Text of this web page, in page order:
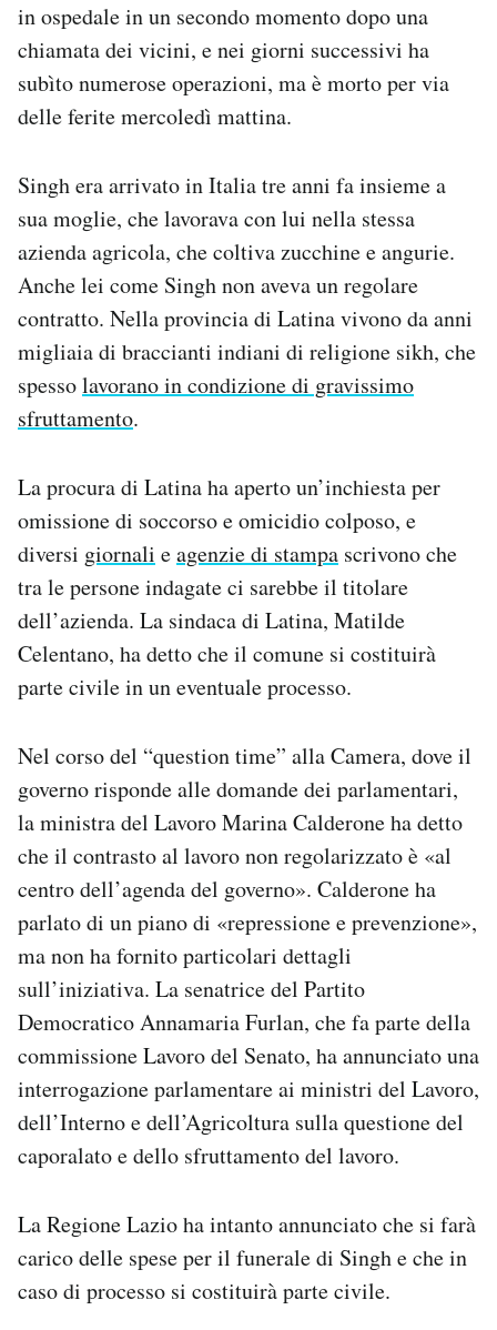
in ospedale in un secondo momento dopo una
chiamata dei vicini, e nei giorni successivi ha
subìto numerose operazioni, ma è morto per via
delle ferite mercoledì mattina.
Singh era arrivato in Italia tre anni fa insieme a
sua moglie, che lavorava con lui nella stessa
azienda agricola, che coltiva zucchine e angurie.
Anche lei come Singh non aveva un regolare
contratto. Nella provincia di Latina vivono da anni
migliaia di braccianti indiani di religione sikh, che
spessolavorano in condizione di gravissimo
sfruttamento.
La procura di Latina ha aperto un’inchiesta per
omissione di soccorso e omicidio colposo, e
diversi giornali eagenzie di stampa scrivono che
tra le persone indagate ci sarebbe il titolare
dell’azienda. La sindaca di Latina, Matilde
Celentano, ha detto che il comune si costituirà
parte civile in un eventuale processo.
Nel corso del “question time” alla Camera, dove il
governo risponde alle domande dei parlamentari,
la ministra del Lavoro Marina Calderone ha detto
che il contrasto al lavoro non regolarizzato è «al
centro dell’agenda del governo». Calderone ha
parlato di un piano di «repressione e prevenzione»,
ma non ha fornito particolari dettagli
sull’iniziativa. La senatrice del Partito
Democratico Annamaria Furlan, che fa parte della
commissione Lavoro del Senato, ha annunciato una
interrogazione parlamentare ai ministri del Lavoro,
dell’Interno e dell’Agricoltura sulla questione del
caporalato e dello sfruttamento del lavoro.
La Regione Lazio ha intanto annunciato che si farà
carico delle spese per il funerale di Singh e che in
caso di processo si costituirà parte civile.